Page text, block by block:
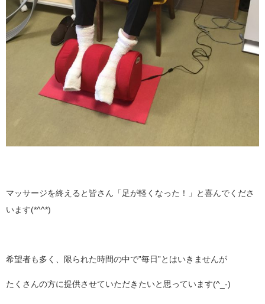
マッサージを終えると皆さん「足が軽くなった！」と喜んでくださ
います(*^^*)
希望者も多く、限られた時間の中で”毎日”とはいきませんが
たくさんの方に提供させていただきたいと思っています(^_-)